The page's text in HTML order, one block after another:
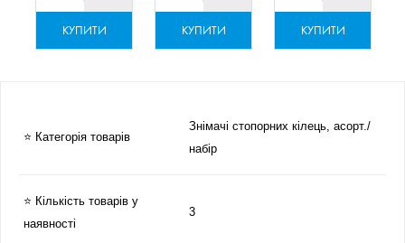
КУПИТИ КУПИТИ КУПИТИ
⭐ Категорія товарів
Знімачі стопорних кілець, асорт./
набір
⭐ Кількість товарів у
наявності
3